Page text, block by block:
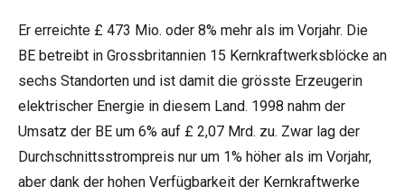
Er erreichte £ 473 Mio. oder 8% mehr als im Vorjahr. Die
BE betreibt in Grossbritannien 15 Kernkraftwerksblöcke an
sechs Standorten und ist damit die grösste Erzeugerin
elektrischer Energie in diesem Land. 1998 nahm der
Umsatz der BE um 6% auf £ 2,07 Mrd. zu. Zwar lag der
Durchschnittsstrompreis nur um 1% höher als im Vorjahr,
aber dank der hohen Verfügbarkeit der Kernkraftwerke